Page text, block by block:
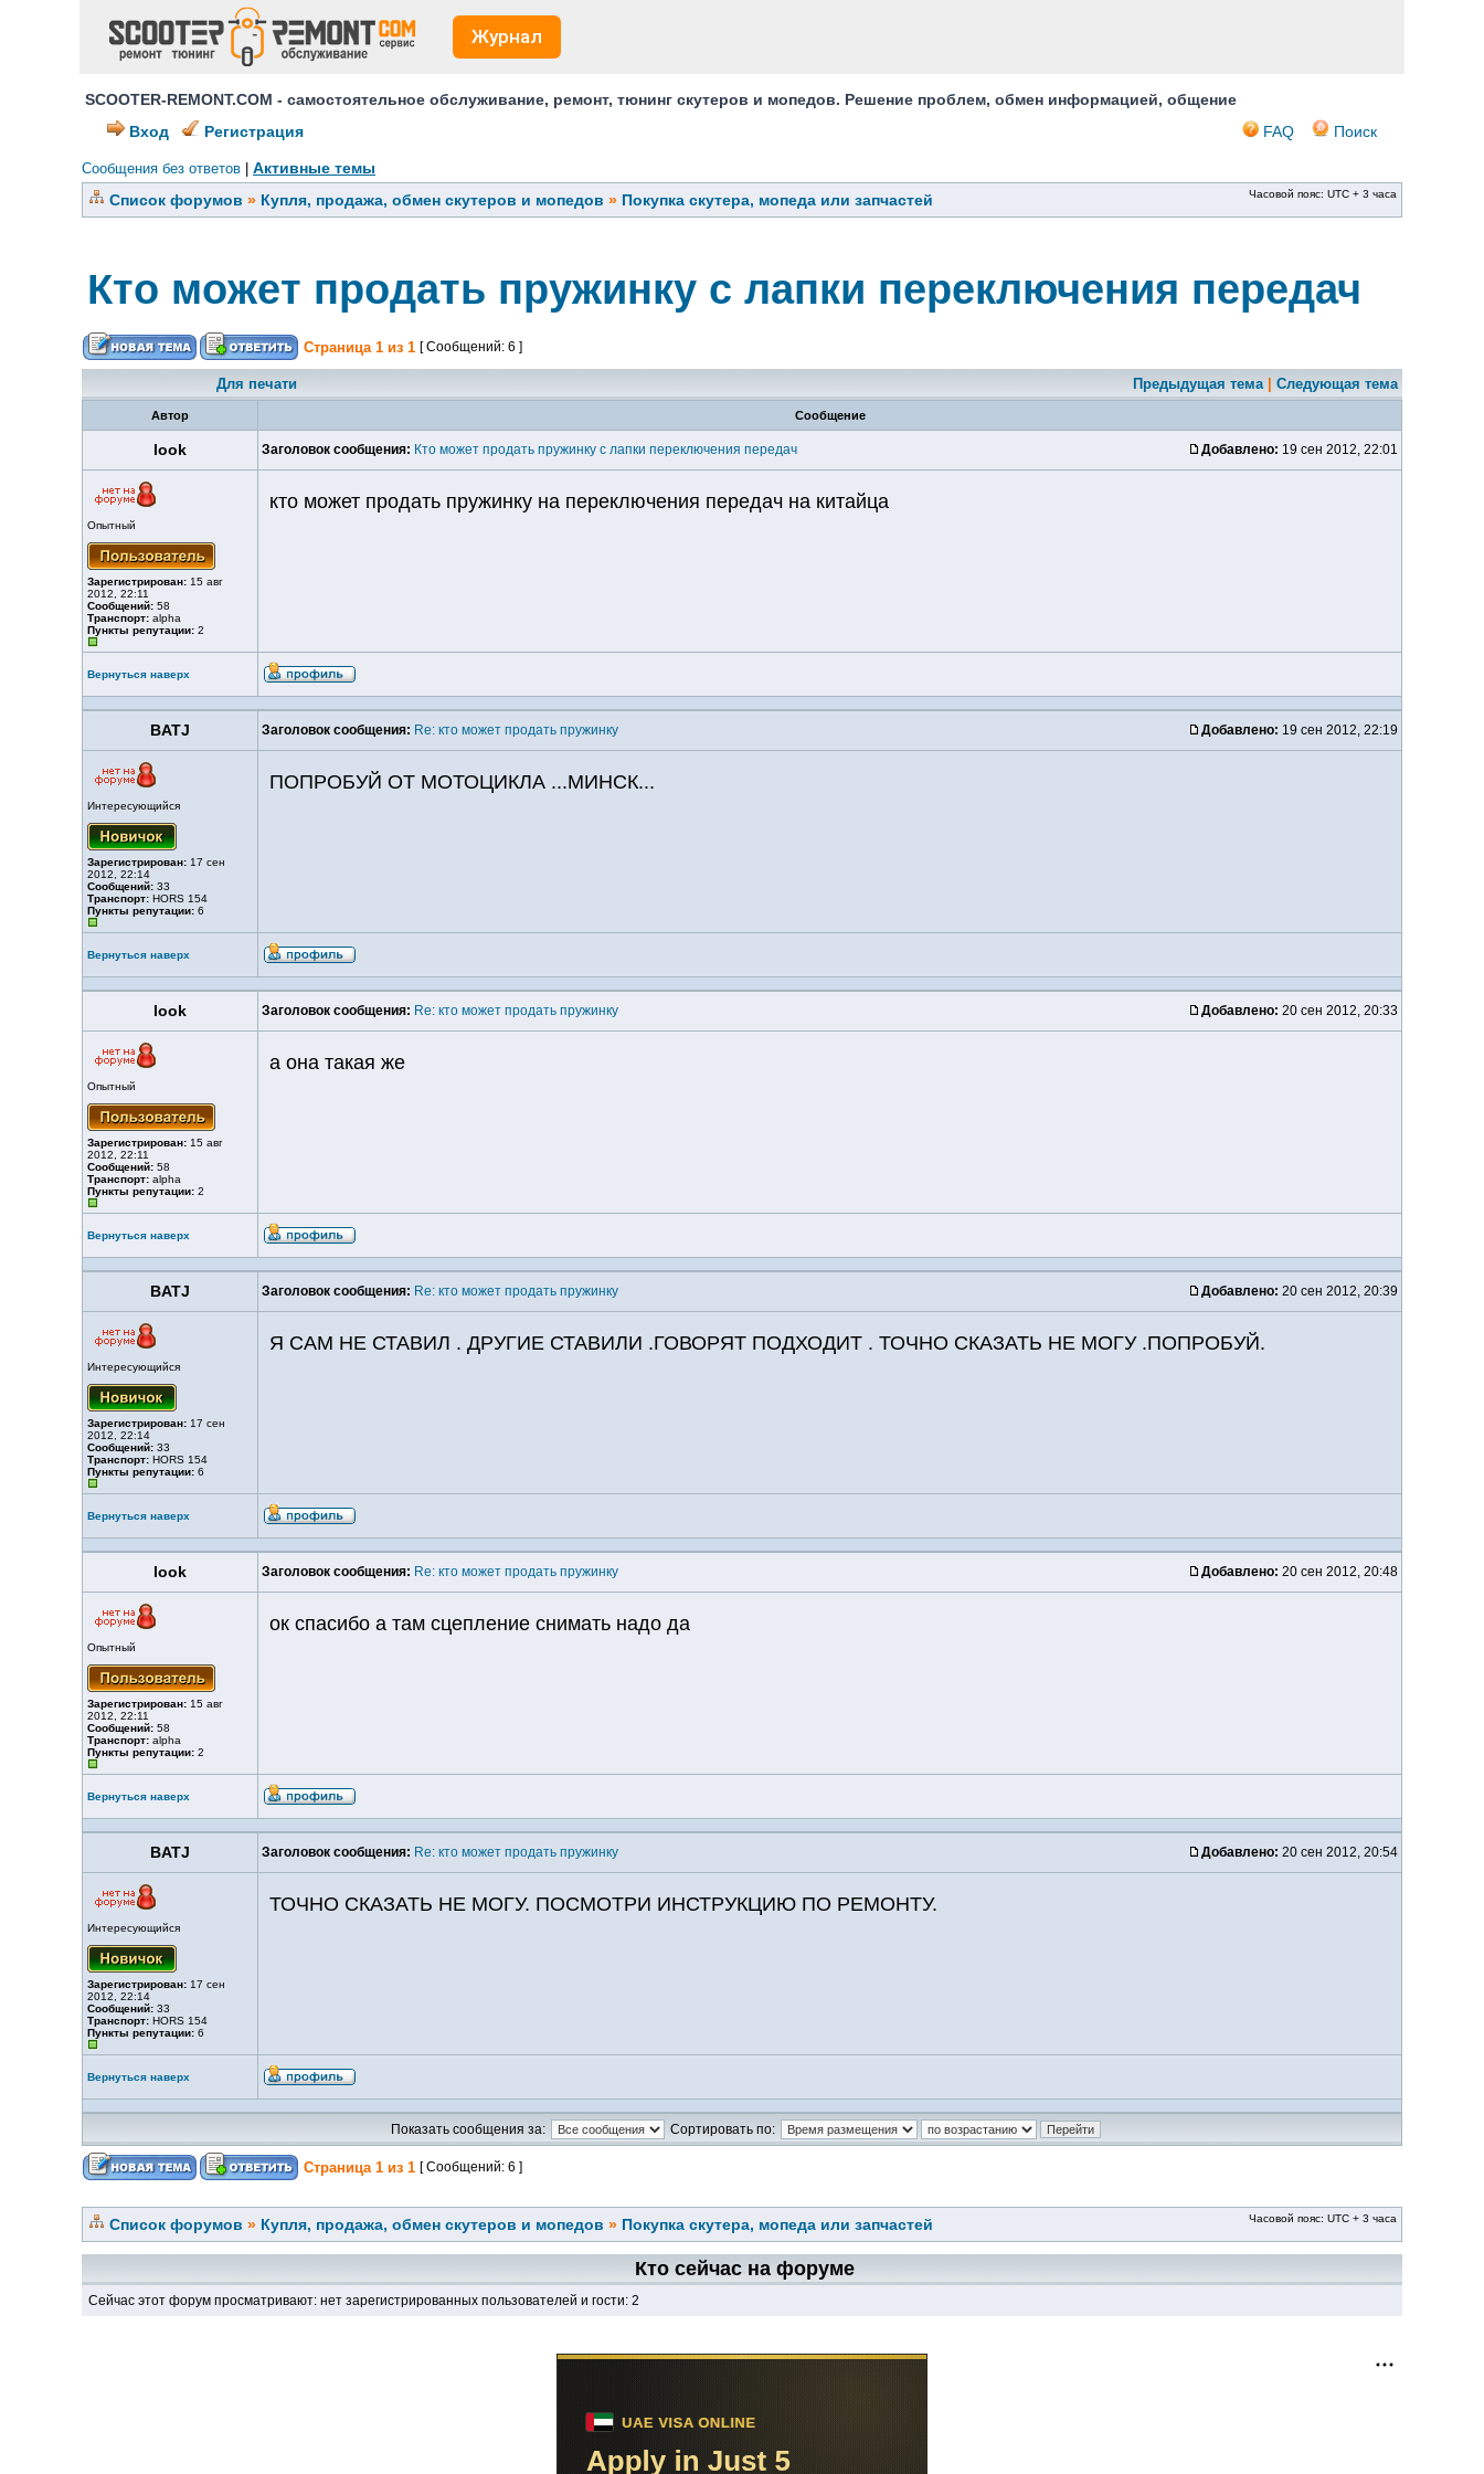
Журнал
SCOOTER-REMONT.COM - самостоятельное обслуживание, ремонт, тюнинг скутеров и мопедов. Решение проблем, обмен информацией, общение
Вход
Регистрация FAQ Поиск
Сообщения без ответов
Активные темы
Список форумов » Купля, продажа, обмен скутеров и мопедов » Покупка скутера, мопеда или запчастей Часовой пояс: UTC + 3 часа
Кто может продать пружинку с лапки переключения передач
Страница 1 из 1 [ Сообщений: 6 ]
Для печати Предыдущая тема| Следующая тема
Автор Сообщение
look Заголовок сообщения: Кто может продать пружинку с лапки переключения передач Добавлено: 19 сен 2012, 22:01
Опытный
Зарегистрирован: 15 авг
2012, 22:11
Сообщений: 58
Транспорт: alpha
Пункты репутации: 2
кто может продать пружинку на переключения передач на китайца
Вернуться наверх
BATJ Заголовок сообщения: Re: кто может продать пружинку Добавлено: 19 сен 2012, 22:19
Интересующийся
Зарегистрирован: 17 сен
2012, 22:14
Сообщений: 33
Транспорт: HORS 154
Пункты репутации: 6
ПОПРОБУЙ ОТ МОТОЦИКЛА ...МИНСК...
Вернуться наверх
look Заголовок сообщения: Re: кто может продать пружинку Добавлено: 20 сен 2012, 20:33
Опытный
Зарегистрирован: 15 авг
2012, 22:11
Сообщений: 58
Транспорт: alpha
Пункты репутации: 2
а она такая же
Вернуться наверх
BATJ Заголовок сообщения: Re: кто может продать пружинку Добавлено: 20 сен 2012, 20:39
Интересующийся
Зарегистрирован: 17 сен
2012, 22:14
Сообщений: 33
Транспорт: HORS 154
Пункты репутации: 6
Я САМ НЕ СТАВИЛ . ДРУГИЕ СТАВИЛИ .ГОВОРЯТ ПОДХОДИТ . ТОЧНО СКАЗАТЬ НЕ МОГУ .ПОПРОБУЙ.
Вернуться наверх
look Заголовок сообщения: Re: кто может продать пружинку Добавлено: 20 сен 2012, 20:48
Опытный
Зарегистрирован: 15 авг
2012, 22:11
Сообщений: 58
Транспорт: alpha
Пункты репутации: 2
ок спасибо а там сцепление снимать надо да
Вернуться наверх
BATJ Заголовок сообщения: Re: кто может продать пружинку Добавлено: 20 сен 2012, 20:54
Интересующийся
Зарегистрирован: 17 сен
2012, 22:14
Сообщений: 33
Транспорт: HORS 154
Пункты репутации: 6
ТОЧНО СКАЗАТЬ НЕ МОГУ. ПОСМОТРИ ИНСТРУКЦИЮ ПО РЕМОНТУ.
Вернуться наверх
Показать сообщения за: Сортировать по:
Страница 1 из 1 [ Сообщений: 6 ]
Список форумов » Купля, продажа, обмен скутеров и мопедов » Покупка скутера, мопеда или запчастей Часовой пояс: UTC + 3 часа
Кто сейчас на форуме
Сейчас этот форум просматривают: нет зарегистрированных пользователей и гости: 2